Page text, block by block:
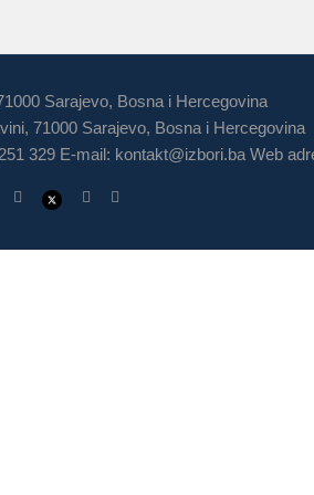
Sarajevo, Bosna i Hercegovina
71000 Sarajevo, Bosna i Hercegovina
329 E-mail: kontakt@izbori.baWeb